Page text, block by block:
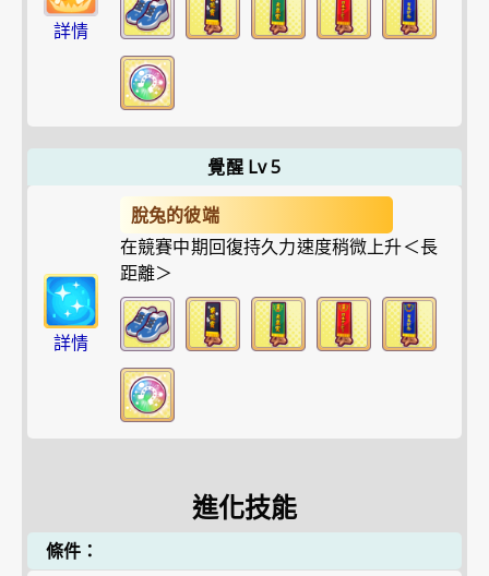
詳情
覺醒 Lv 5
詳情
脫兔的彼端
在競賽中期回復持久力速度稍微上升＜長
距離＞
進化技能
條件：